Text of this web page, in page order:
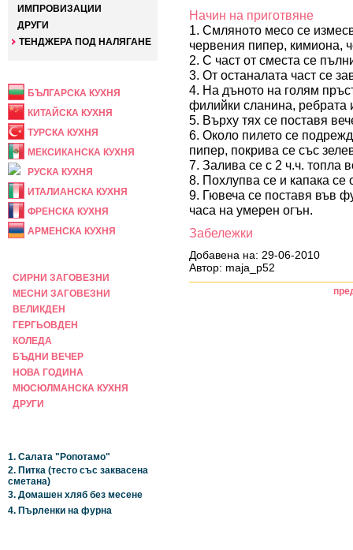
ИМПРОВИЗАЦИИ
ДРУГИ
ТЕНДЖЕРА ПОД НАЛЯГАНЕ
БЪЛГАРСКА КУХНЯ
КИТАЙСКА КУХНЯ
ТУРСКА КУХНЯ
МЕКСИКАНСКА КУХНЯ
РУСКА КУХНЯ
ИТАЛИАНСКА КУХНЯ
ФРЕНСКА КУХНЯ
АРМЕНСКА КУХНЯ
СИРНИ ЗАГОВЕЗНИ
МЕСНИ ЗАГОВЕЗНИ
ВЕЛИКДЕН
ГЕРГЬОВДЕН
КОЛЕДА
БЪДНИ ВЕЧЕР
НОВА ГОДИНА
МЮСЮЛМАНСКА КУХНЯ
ДРУГИ
1. Салата "Ропотамо"
2. Питка (тесто със заквасена
сметана)
3. Домашен хляб без месене
4. Пърленки на фурна
Начин на приготвяне
1. Смляното месо се
червения пипер, кимиона,
2. С част от сместа се
3. От останалата част се
4. На дъното на голям
филийки сланина, ребрата
5. Върху тях се поставя
6. Около пилето се
пипер, покрива се със
7. Залива се с 2 ч.ч. топла
8. Похлупва се и капака се
9. Гювеча се поставя във
часа на умерен огън.
Забележки
Добавена на: 29-06-2010
Автор: maja_p52